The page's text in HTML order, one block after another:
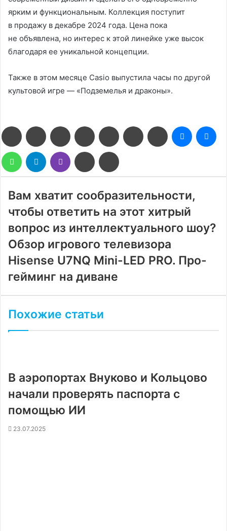
ярким и функциональным. Коллекция поступит
в продажу в декабре 2024 года. Цена пока
не объявлена, но интерес к этой линейке уже высок
благодаря ее уникальной концепции.
Также в этом месяце Casio выпустила часы по другой
культовой игре — «Подземелья и драконы».
FacebookTwitter LinkedIn Pinterest Reddit ВконтактеОдноклассники
Messenger
WhatsAppTelegram Viber
Поделиться
через
электронную
Вам хватит сообразительности,
чтобы ответить на этот хитрый
вопрос из интеллектуального шоу?
Обзор игрового телевизора
Hisense U7NQ Mini-LED PRO. Про-
гейминг на диване
Похожие статьи
В аэропортах Внуково и Кольцово
начали проверять паспорта с
помощью ИИ
23.07.2025